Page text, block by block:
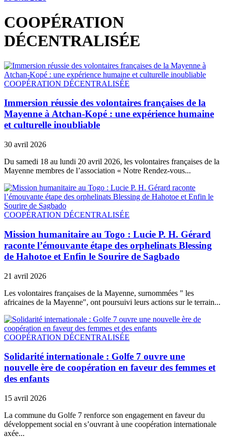
COOPÉRATION
DÉCENTRALISÉE
COOPÉRATION DÉCENTRALISÉE
Immersion réussie des volontaires françaises de la
Mayenne à Atchan-Kopé : une expérience humaine
et culturelle inoubliable
30 avril 2026
Du samedi 18 au lundi 20 avril 2026, les volontaires françaises de la
Mayenne membres de l’association « Notre Rendez-vous...
COOPÉRATION DÉCENTRALISÉE
Mission humanitaire au Togo : Lucie P. H. Gérard
raconte l’émouvante étape des orphelinats Blessing
de Hahotoe et Enfin le Sourire de Sagbado
21 avril 2026
Les volontaires françaises de la Mayenne, surnommées " les
africaines de la Mayenne", ont poursuivi leurs actions sur le terrain...
COOPÉRATION DÉCENTRALISÉE
Solidarité internationale : Golfe 7 ouvre une
nouvelle ère de coopération en faveur des femmes et
des enfants
15 avril 2026
La commune du Golfe 7 renforce son engagement en faveur du
développement social en s’ouvrant à une coopération internationale
axée...